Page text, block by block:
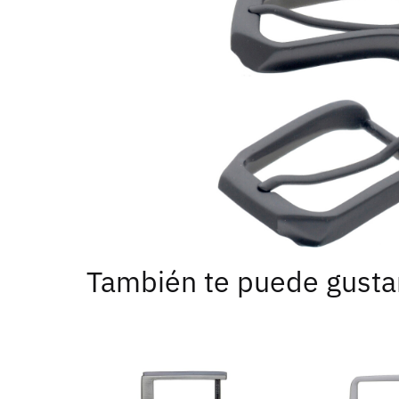
También te puede